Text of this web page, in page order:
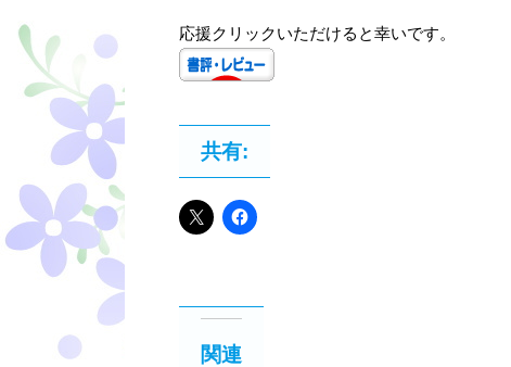
応援クリックいただけると幸いです。
共有:
関連